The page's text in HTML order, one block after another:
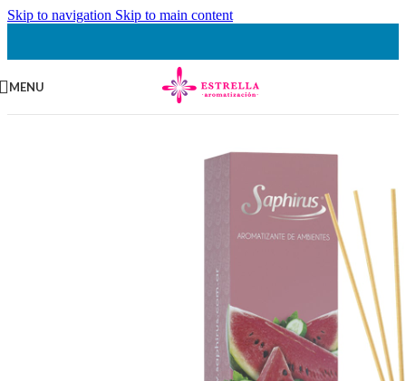
Skip to navigation Skip to main content
MENU